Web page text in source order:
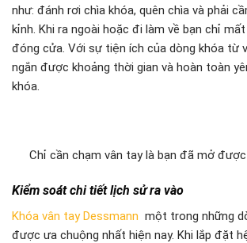
như: đánh rơi chìa khóa, quên chìa và phải
kỉnh. Khi ra ngoài hoặc đi làm về bạn chỉ
đóng cửa. Với sự tiện ích của dòng khóa từ
ngắn được khoảng thời gian và hoàn toàn
khóa.
Chỉ cần chạm vân tay là bạn đã mở
Kiểm soát chi tiết lịch sử ra vào
Khóa vân tay Dessmann một trong những
được ưa chuộng nhất hiện nay. Khi lắp đặt